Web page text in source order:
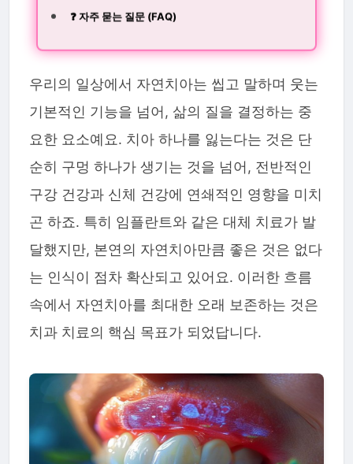
❓ 자주 묻는 질문 (FAQ)
우리의 일상에서 자연치아는 씹고 말하며 웃는
기본적인 기능을 넘어, 삶의 질을 결정하는 중
요한 요소예요. 치아 하나를 잃는다는 것은 단
순히 구멍 하나가 생기는 것을 넘어, 전반적인
구강 건강과 신체 건강에 연쇄적인 영향을 미치
곤 하죠. 특히 임플란트와 같은 대체 치료가 발
달했지만, 본연의 자연치아만큼 좋은 것은 없다
는 인식이 점차 확산되고 있어요. 이러한 흐름
속에서 자연치아를 최대한 오래 보존하는 것은
치과 치료의 핵심 목표가 되었답니다.